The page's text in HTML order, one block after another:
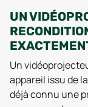
UN
Un
appareil issu de
déjà connu une